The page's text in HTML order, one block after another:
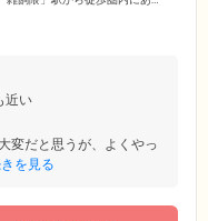
ビニや商業施設が揃ってお
。
近い
変だと思うが、よくやっ
を見る